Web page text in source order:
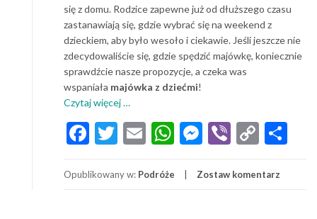
się z domu. Rodzice zapewne już od dłuższego czasu
zastanawiają się, gdzie wybrać się na weekend z
dzieckiem, aby było wesoło i ciekawie. Jeśli jeszcze nie
zdecydowaliście się, gdzie spędzić majówkę, koniecznie
sprawdźcie nasze propozycje, a czeka was
wspaniała majówka z dziećmi!
Czytaj więcej
weekend
z
czyli
…
Facebook
Twitter
EmailWhatsApp
Messenger
Viber
Copy
Opublikowany w: Podróże Zostaw komentarz